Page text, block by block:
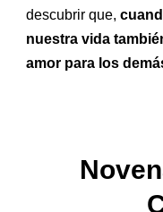
descubrir que,
nuestra vida
amor para los